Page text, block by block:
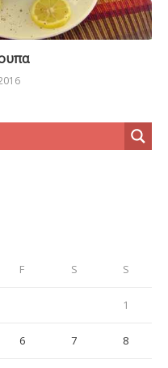
F S S
1
6 7 8